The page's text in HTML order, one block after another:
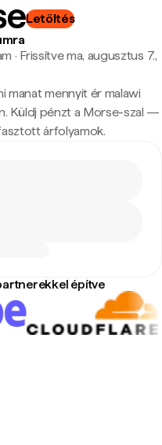
Letöltés
· Frissítve ma, augusztus 7.,
manat mennyit ér malawi
Küldj pénzt a Morse-szal —
árfolyamok.
építve